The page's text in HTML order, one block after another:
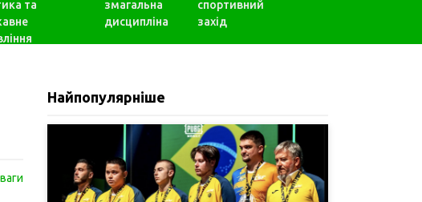
та
змагальна
дисципліна
спортивний
захід
Найпопулярніше